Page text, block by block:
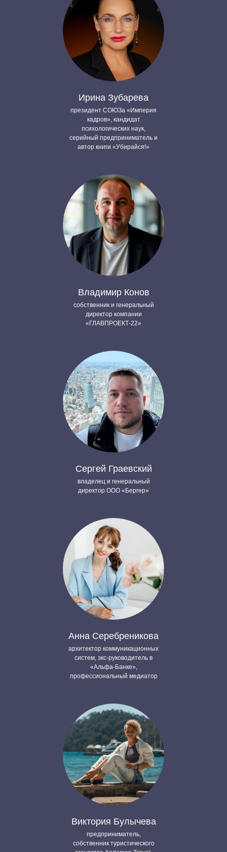
Ирина Зубарева
президент СОЮЗа «Империя
кадров», кандидат
психологических наук,
серийный предприниматель и
автор книги «Убирайся!»
Владимир Конов
собственник и генеральный
директор компании
«ГЛАВПРОЕКТ-22»
Сергей Граевский
владелец и генеральный
директор ООО «Бергер»
Анна Серебреникова
архитектор коммуникационных
систем, экс-руководитель в
«Альфа-Банке»,
профессиональный медиатор
Виктория Булычева
предприниматель,
собственник туристического